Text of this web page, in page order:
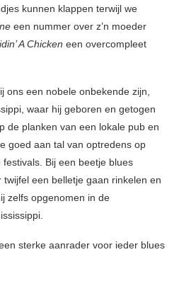
kunnen klappen terwijl we
een nummer over z’n moeder
A Chicken een overcompleet
ons een nobele onbekende zijn,
waar hij geboren en getogen
de planken van een lokale pub en
goed aan tal van optredens op
Bij een beetje blues
een belletje gaan rinkelen en
zelfs opgenomen in de
sterke aanrader voor ieder blues